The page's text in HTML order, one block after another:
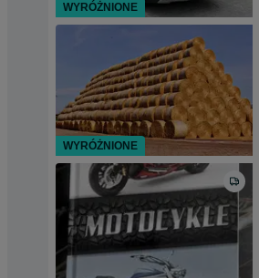
WYRÓŻNIONE
WYRÓŻNIONE